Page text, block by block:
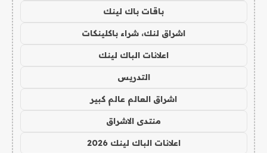
باقات باك لينك
اشراق لنك، شراء باكلينكات
اعلانات الباك لينك
التدريس
اشراق العالم عالم كبير
منتدى الاشراق
اعلانات الباك لينك 2026